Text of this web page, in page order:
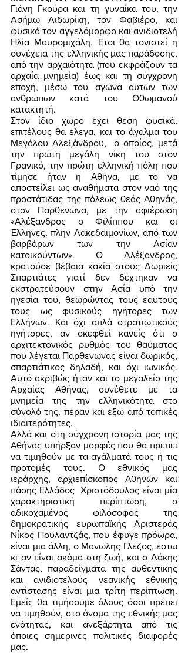
Γιάνη Γκούρα και τη γυναίκα του, την
Ασήμω Λιδωρίκη, τον Φαβιέρο, και
φυσικά τον αγγελόμορφο και ανιδιοτελή
Ηλία Μαυρομιχάλη. Έτσι θα τονιστεί η
συνέχεια της ελληνικής μας παράδοσης,
από την αρχαιότητα (που εκφράζουν τα
αρχαία μνημεία) έως και τη σύγχρονη
εποχή, μέσω του αγώνα αυτών των
ανθρώπων κατά του Οθωμανού
κατακτητή.
Στον ίδιο χώρο έχει θέση φυσικά,
επιτέλους θα έλεγα, και το άγαλμα του
Μεγάλου Αλεξάνδρου,  ο οποίος, μετά
την πρώτη μεγάλη νίκη του στον
Γρανικό, την πρώτη ελληνική πόλη που
τίμησε ήταν η Αθήνα, με το να
αποστείλει ως αναθήματα στον ναό της
προστάτιδας της πόλεως θεάς Αθηνάς,
στον Παρθενώνα, με την αφιέρωση
«Αλέξανδρος ο Φιλίππου και οι
Έλληνες, πλην Λακεδαιμονίων, από των
βαρβάρων των την Ασίαν
κατοικούντων». Ο Αλέξανδρος,
κρατούσε βέβαια κακία στους Δωριείς
Σπαρτιάτες γιατί δεν δέχτηκαν να
εκστρατεύσουν στην Ασία υπό την
ηγεσία του, θεωρώντας τους εαυτούς
τους ως φυσικούς ηγήτορες των
Ελλήνων. Και όχι απλά στρατιωτικούς
ηγήτορες, αν σκεφθεί κανείς ότι ο
αρχιτεκτονικός ρυθμός του θαύματος
που λέγεται Παρθενώνας είναι δωρικός,
σπαρτιάτικος δηλαδή, και όχι ιωνικός.
Αυτό ακριβώς ήταν και το μεγαλείο της
Αρχαίας Αθήνας, συνέθετε με τα
μνημεία της την ελληνικότητα στο
σύνολό της, πέραν και έξω από τοπικές
ιδιαιτερότητες.
Αλλά και στη σύγχρονη ιστορία μας της
Αθήνας υπήρξαν μορφές που θα πρέπει
να τιμηθούν με τα αγάλματά τους ή τις
προτομές τους. Ο εθνικός μας
ιεράρχης, αρχιεπίσκοπος Αθηνών και
πάσης Ελλάδος  Χριστόδουλος είναι μία
χαρακτηριστική περίπτωση, ο
αδικοχαμένος φιλόσοφος της
δημοκρατικής ευρωπαϊκής Αριστεράς
Νίκος Πουλαντζάς, που έφυγε πρόωρα,
είναι μια άλλη, ο Μανωλης Γλέζος, έστω
κι αν είναι ακόμα στη ζωή, και ο Λάκης
Σάντας, παραδείγματα της αυθεντικής
και ανιδιοτελούς νεανικής εθνικής
αντίστασης είναι μια τρίτη περίπτωση.
Εμείς θα τιμήσουμε όλους όσοι πρέπει
να τιμηθούν, στο όνομα της εθνικής μας
ενότητας, και ανεξάρτητα από τις
όποιες σημερινές πολιτικές διαφορές
μας.